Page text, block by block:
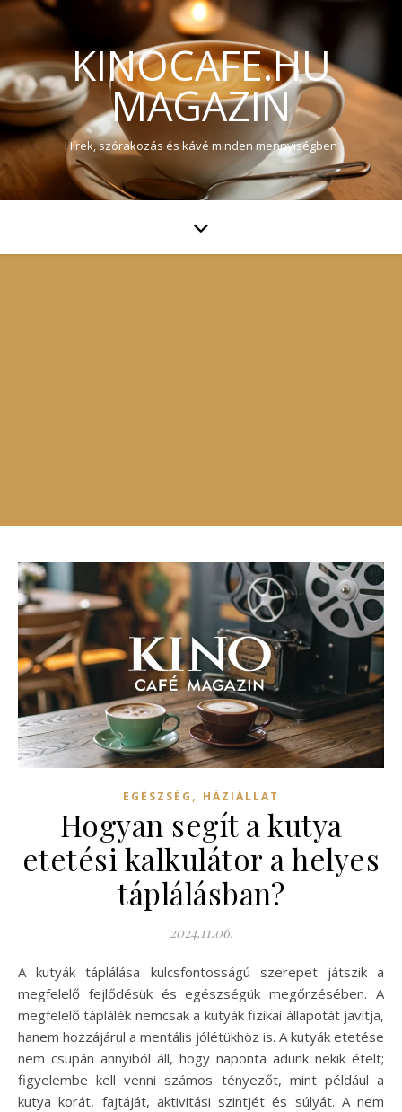
KINOCAFE.HU
MAGAZIN
Hírek, szórakozás és kávé minden mennyiségben
EGÉSZSÉG , HÁZIÁLLAT
Hogyan segít a kutya
etetési kalkulátor a helyes
táplálásban?
2024.11.06.
A kutyák táplálása kulcsfontosságú szerepet játszik a
megfelelő fejlődésük és egészségük megőrzésében. A
megfelelő táplálék nemcsak a kutyák fizikai állapotát javítja,
hanem hozzájárul a mentális jólétükhöz is. A kutyák etetése
nem csupán annyiból áll, hogy naponta adunk nekik ételt;
figyelembe kell venni számos tényezőt, mint például a
kutya korát, fajtáját, aktivitási szintjét és súlyát. A nem